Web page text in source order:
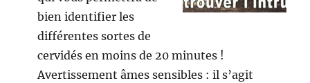
bien identifier les
différentes sortes de
cervidés en moins de 20 minutes !
Avertissement âmes sensibles : il s’agit